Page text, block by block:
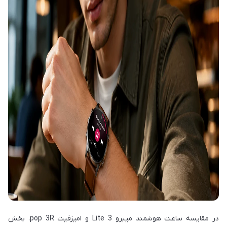
در مقایسه ساعت هوشمند میبرو Lite 3 و امیزفیت pop 3R، بخش